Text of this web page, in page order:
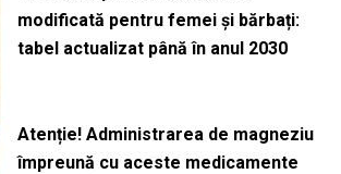
modificată pentru femei și bărbați:
tabel actualizat până în anul 2030
Atenție! Administrarea de magneziu
împreună cu aceste medicamente